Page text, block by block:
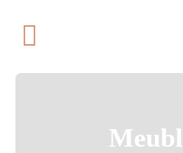
Toggle
Navigation